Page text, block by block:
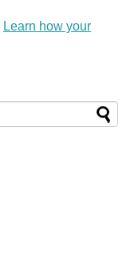
Learn how your